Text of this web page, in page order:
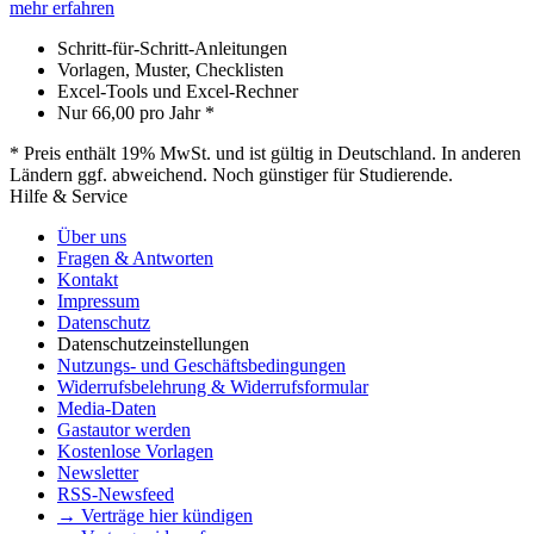
mehr erfahren
Schritt-für-Schritt-Anleitungen
Vorlagen, Muster, Checklisten
Excel-Tools und Excel-Rechner
Nur66,00 pro Jahr *
* Preis enthält 19% MwSt. und ist gültig in Deutschland. In anderen
Ländern ggf. abweichend. Noch günstiger für Studierende.
Hilfe & Service
Über uns
Fragen & Antworten
Kontakt
Impressum
Datenschutz
Datenschutzeinstellungen
Nutzungs- und Geschäftsbedingungen
Widerrufsbelehrung & Widerrufsformular
Media-Daten
Gastautor werden
Kostenlose Vorlagen
Newsletter
RSS-Newsfeed
→ Verträge hier kündigen